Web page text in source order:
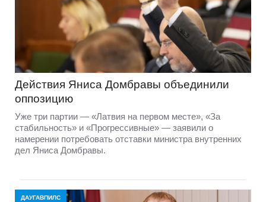
Действия Яниса Домбравы объединили
оппозицию
Уже три партии — «Латвия на первом месте», «За
стабильность» и «Прогрессивные» — заявили о
намерении потребовать отставки министра внутренних
дел Яниса Домбравы.
ДАУГАВПИЛС